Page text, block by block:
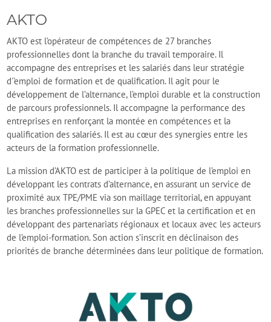
AKTO
AKTO est l’opérateur de compétences de 27 branches
professionnelles dont la branche du travail temporaire. Il
accompagne des entreprises et les salariés dans leur stratégie
d''emploi de formation et de qualification. Il agit pour le
développement de l’alternance, l’emploi durable et la construction
de parcours professionnels. ​Il accompagne la performance des
entreprises en renforçant la montée en compétences et la
qualification des salariés. Il est au cœur des synergies entre les
acteurs de la formation professionnelle.
La mission d’AKTO est de participer à la politique de l’emploi en
développant les contrats d’alternance, en assurant un service de
proximité aux TPE/PME via son maillage territorial, en appuyant
les branches professionnelles sur la GPEC et la certification et en
développant des partenariats régionaux et locaux avec les acteurs
de l’emploi-formation. Son action s’inscrit en déclinaison des
priorités de branche déterminées dans leur politique de formation.